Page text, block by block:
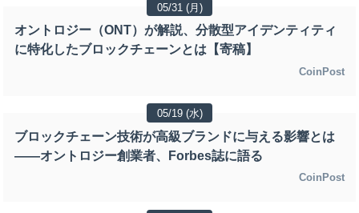
05/31 (月)
オントロジー（ONT）が解説、分散型アイデンティティ
に特化したブロックチェーンとは【寄稿】
CoinPost
05/19 (水)
ブロックチェーン技術が高級ブランドに与える影響とは
——オントロジー創業者、Forbes誌に語る
CoinPost